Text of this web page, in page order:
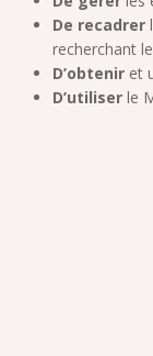
De recadrer
recherchant
D’obteniret
D’utiliserle